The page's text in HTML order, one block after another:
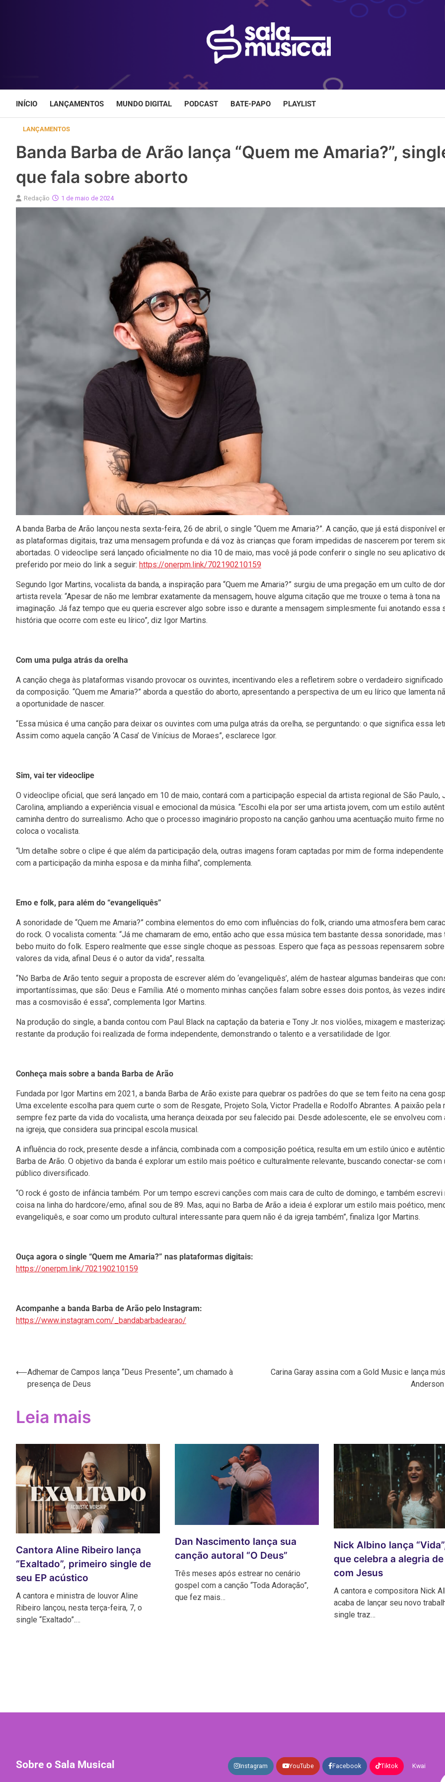
INÍCIO LANÇAMENTOS MUNDO DIGITAL PODCAST BATE-PAPO PLAYLIST
LANÇAMENTOS
Banda Barba de Arão lança “Quem me Amaria?”,
que fala sobre aborto
Redação 1 de maio de 2024
A banda Barba de Arão lançou nesta sexta-feira, 26 de abril, o single “Quem me Amaria?”. A canção, que já está disponível
as plataformas digitais, traz uma mensagem profunda e dá voz às crianças que foram impedidas de nascerem por terem
abortadas. O videoclipe será lançado oficialmente no dia 10 de maio, mas você já pode conferir o single no seu aplicativo
preferido por meio do link a seguir: https://onerpm.link/702190210159
Segundo Igor Martins, vocalista da banda, a inspiração para “Quem me Amaria?” surgiu de uma pregação em um culto de
artista revela: “Apesar de não me lembrar exatamente da mensagem, houve alguma citação que me trouxe o tema à tona na
imaginação. Já faz tempo que eu queria escrever algo sobre isso e durante a mensagem simplesmente fui anotando essa
história que ocorre com este eu lírico”, diz Igor Martins.
Com uma pulga atrás da orelha
A canção chega às plataformas visando provocar os ouvintes, incentivando eles a refletirem sobre o verdadeiro significado
da composição. “Quem me Amaria?” aborda a questão do aborto, apresentando a perspectiva de um eu lírico que lamenta
a oportunidade de nascer.
“Essa música é uma canção para deixar os ouvintes com uma pulga atrás da orelha, se perguntando: o que significa essa
Assim como aquela canção ‘A Casa’ de Vinícius de Moraes”, esclarece Igor.
Sim, vai ter videoclipe
O videoclipe oficial, que será lançado em 10 de maio, contará com a participação especial da artista regional de São Paulo,
Carolina, ampliando a experiência visual e emocional da música. “Escolhi ela por ser uma artista jovem, com um estilo
caminha dentro do surrealismo. Acho que o processo imaginário proposto na canção ganhou uma acentuação muito firme no
coloca o vocalista.
“Um detalhe sobre o clipe é que além da participação dela, outras imagens foram captadas por mim de forma
com a participação da minha esposa e da minha filha”, complementa.
Emo e folk, para além do “evangeliquês”
A sonoridade de “Quem me Amaria?” combina elementos do emo com influências do folk, criando uma atmosfera bem
do rock. O vocalista comenta: “Já me chamaram de emo, então acho que essa música tem bastante dessa sonoridade, mas
bebo muito do folk. Espero realmente que esse single choque as pessoas. Espero que faça as pessoas repensarem
valores da vida, afinal Deus é o autor da vida”, ressalta.
“No Barba de Arão tento seguir a proposta de escrever além do ‘evangeliquês’, além de hastear algumas bandeiras que
importantíssimas, que são: Deus e Família. Até o momento minhas canções falam sobre esses dois pontos, às vezes
mas a cosmovisão é essa”, complementa Igor Martins.
Na produção do single, a banda contou com Paul Black na captação da bateria e Tony Jr. nos violões, mixagem e
restante da produção foi realizada de forma independente, demonstrando o talento e a versatilidade de Igor.
Conheça mais sobre a banda Barba de Arão
Fundada por Igor Martins em 2021, a banda Barba de Arão existe para quebrar os padrões do que se tem feito na cena
Uma excelente escolha para quem curte o som de Resgate, Projeto Sola, Victor Pradella e Rodolfo Abrantes. A paixão pela
sempre fez parte da vida do vocalista, uma herança deixada por seu falecido pai. Desde adolescente, ele se envolveu com
na igreja, que considera sua principal escola musical.
A influência do rock, presente desde a infância, combinada com a composição poética, resulta em um estilo único e
Barba de Arão. O objetivo da banda é explorar um estilo mais poético e culturalmente relevante, buscando conectar-se com
público diversificado.
“O rock é gosto de infância também. Por um tempo escrevi canções com mais cara de culto de domingo, e também escrevi
coisa na linha do hardcore/emo, afinal sou de 89. Mas, aqui no Barba de Arão a ideia é explorar um estilo mais poético,
evangeliquês, e soar como um produto cultural interessante para quem não é da igreja também”, finaliza Igor Martins.
Ouça agora o single “Quem me Amaria?” nas plataformas digitais:
https://onerpm.link/702190210159
Acompanhe a banda Barba de Arão pelo Instagram:
https://www.instagram.com/_bandabarbadearao/
Navegação
⟵Adhemar de Campos lança “Deus Presente”, um chamado à
presença de Deus
Carina Garay assina com a Gold Music e lança
Leia mais
Cantora Aline Ribeiro lança
“Exaltado”, primeiro single de
seu EP acústico
A cantora e ministra de louvor Aline
Ribeiro lançou, nesta terça-feira, 7, o
single “Exaltado”.…
Dan Nascimento lança sua
canção autoral “O Deus”
Três meses após estrear no cenário
gospel com a canção “Toda Adoração”,
que fez mais…
Nick Albino lança
que celebra a alegria
com Jesus
A cantora e compositora Nick
acaba de lançar seu novo
single traz…
Sobre o Sala Musical Instagram YouTube Facebook Tiktok Kwai